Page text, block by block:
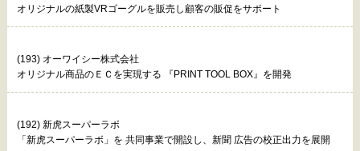
オリジナルの紙製VRゴーグルを販売し顧客の販促をサポート
(193) オーワイシー株式会社
オリジナル商品のＥＣを実現する 『PRINT TOOL BOX』を開発
(192) 新虎スーパーラボ
「新虎スーパーラボ」を 共同事業で開設し、新聞 広告の校正出力を展開